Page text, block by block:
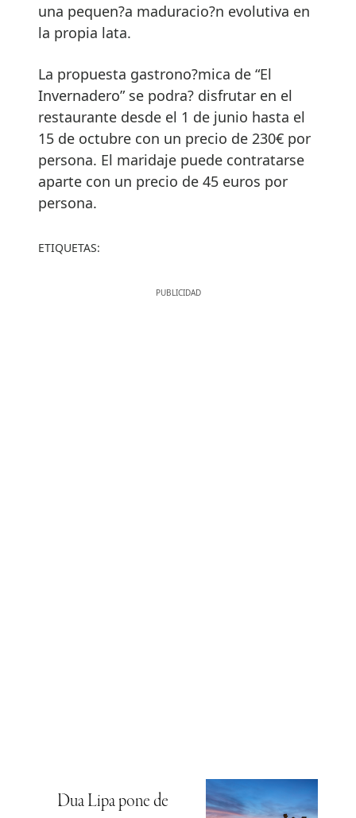
una pequen?a maduracio?n evolutiva en
la propia lata.
La propuesta gastrono?mica de “El
Invernadero” se podra? disfrutar en el
restaurante desde el 1 de junio hasta el
15 de octubre con un precio de 230€ por
persona. El maridaje puede contratarse
aparte con un precio de 45 euros por
persona.
ETIQUETAS:
Dua Lipa pone de